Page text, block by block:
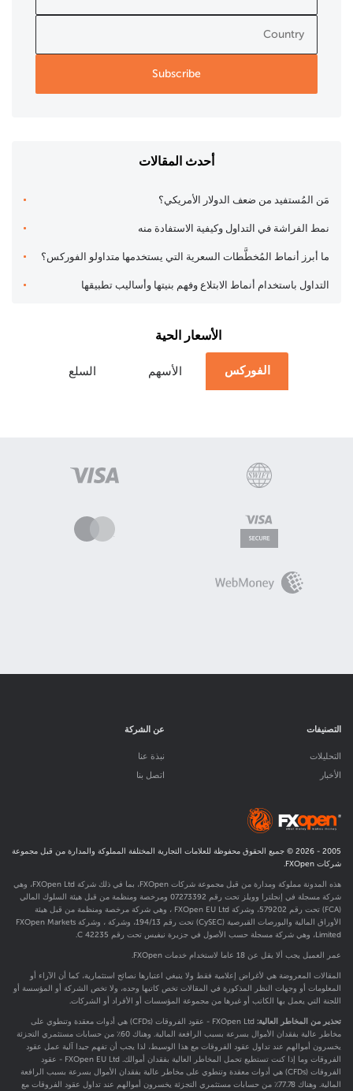
أحدث المقالات
مَن المُستفيد من ضعف الدولار الأمريكي؟
نمط الفراشة في التداول وكيفية الاستفادة منه
ما أبرز أنماط المُخطَّطات السعرية التي يستخدمها متداولو الفوركس؟
التداول باستخدام أنماط الابتلاع وفهم بنيتها وأساليب تطبيقها
الأسعار الحية
الفوركس الأسهم السلع
التصنيفات
التحليلات
الأخبار
عن الشركة
نبذة عنا
اتصل بنا
2005 -
2026 © جميع الحقوق محفوظة للعلامات التجارية المختلفة المملوكة والمدارة من قبل مجموعة
شركات FXOpen.
هذه المدونة مملوكة ومدارة من قبل مجموعة شركات FXOpen، بما في ذلك شركة FXOpen Ltd، وهي
شركة مسجلة في إنجلترا وويلز تحت رقم 07273392 ومرخصة ومنظمة من قبل هيئة السلوك المالي
(FCA) تحت رقم
579202
، وشركة FXOpen EU Ltd ، وهي شركة مرخصة ومنظمة من قبل هيئة
الأوراق المالية والبورصات القبرصية (CySEC) تحت رقم 194/13، وشركة ، وشركة FXOpen Markets
Limited، وهي شركة مسجلة حسب الأصول في جزيرة نيفيس تحت رقم C 42235.
عمر العميل يجب ألا يقل عن 18 عاما لاستخدام خدمات FXOpen.
المقالات المعروضة هي لأغراض إعلامية فقط ولا ينبغي اعتبارها نصائح استثمارية، كما أن الآراء أو
المعلومات أو وجهات النظر المذكورة في المقالات تخص كاتبها وحده، ولا تخص الشركة أو المؤسسة أو
اللجنة التي يعمل بها الكاتب أو غيرها من مجموعة المؤسسات أو الأفراد أو الشركات.
تحذير من المخاطر العالية:
FXOpen Ltd - عقود الفروقات (CFDs) هي أدوات معقدة وتنطوي على
مخاطر عالية بفقدان الأموال بسرعة بسبب الرافعة المالية. وهناك 60٪ من حسابات مستثمري التجزئة
يخسرون أموالهم عند تداول عقود الفروقات مع هذا الوسيط، لذا يجب أن تفهم جيدا آلية عمل عقود
الفروقات وما إذا كنت تستطيع تحمل المخاطر العالية بفقدان أموالك. FXOpen EU Ltd - عقود
الفروقات (CFDs) هي أدوات معقدة وتنطوي على مخاطر عالية بفقدان الأموال بسرعة بسبب الرافعة
المالية. وهناك 77.78٪ من حسابات مستثمري التجزئة يخسرون أموالهم عند تداول عقود الفروقات مع